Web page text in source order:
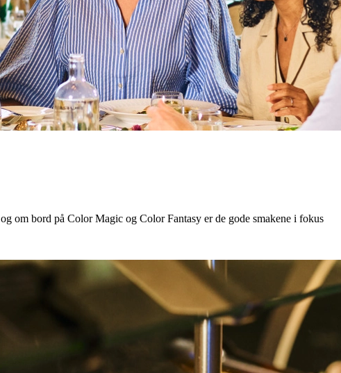
om bord på Color Magic og Color Fantasy er de gode smakene i fokus